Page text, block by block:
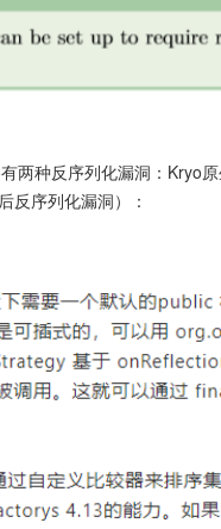
两种反序列化漏洞：Kryo
反序列化漏洞）：